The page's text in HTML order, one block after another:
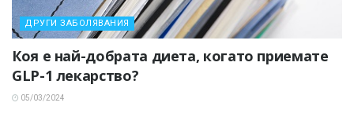
ДРУГИ ЗАБОЛЯВАНИЯ
Коя е най-добрата диета, когато приемате
GLP-1 лекарство?
05/03/2024